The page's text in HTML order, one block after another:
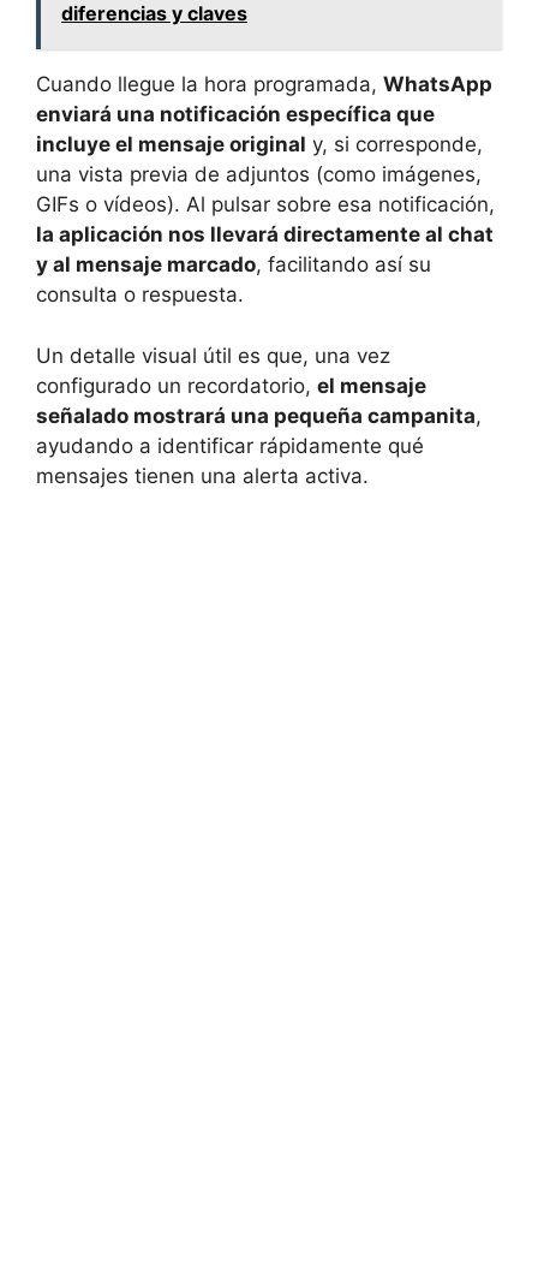
diferencias y claves
Cuando llegue la hora programada, WhatsApp
enviará una notificación específica que
incluye el mensaje original y, si corresponde,
una vista previa de adjuntos (como imágenes,
GIFs o vídeos). Al pulsar sobre esa notificación,
la aplicación nos llevará directamente al chat
y al mensaje marcado, facilitando así su
consulta o respuesta.
Un detalle visual útil es que, una vez
configurado un recordatorio, el mensaje
señalado mostrará una pequeña campanita,
ayudando a identificar rápidamente qué
mensajes tienen una alerta activa.